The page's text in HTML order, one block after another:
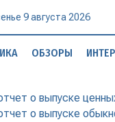
9 августа 2026
ОБЗОРЫ
о выпуске
о выпуске